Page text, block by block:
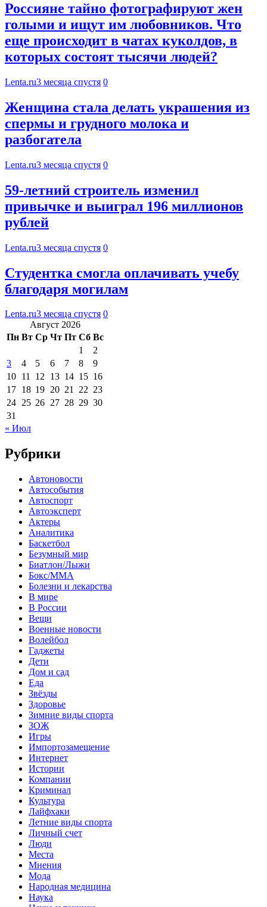
Россияне тайно фотографируют жен
голыми и ищут им любовников. Что
еще происходит в чатах куколдов, в
которых состоят тысячи людей?
Lenta.ru3 месяца спустя 0
Женщина стала делать украшения из
спермы и грудного молока и
разбогатела
Lenta.ru3 месяца спустя 0
59-летний строитель изменил
привычке и выиграл 196 миллионов
рублей
Lenta.ru3 месяца спустя 0
Студентка смогла оплачивать учебу
благодаря могилам
Lenta.ru3 месяца спустя 0
Август 2026
Пн Вт Ср Чт Пт Сб Вс
1
2
3
4 5 6 7 8
9
10 11 12 13 14 15 16
17 18 19 20 21 22 23
24 25 26 27 28 29 30
31
« Июл
Рубрики
Автоновости
Автособытия
Автоспорт
Автоэксперт
Актеры
Аналитика
Баскетбол
Безумный мир
Биатлон/Лыжи
Бокс/MMA
Болезни и лекарства
В мире
В России
Вещи
Военные новости
Волейбол
Гаджеты
Дети
Дом и сад
Еда
Звёзды
Здоровье
Зимние виды спорта
ЗОЖ
Игры
Импортозамещение
Интернет
Истории
Компании
Криминал
Культура
Лайфхаки
Летние виды спорта
Личный счет
Люди
Места
Мнения
Мода
Народная медицина
Наука